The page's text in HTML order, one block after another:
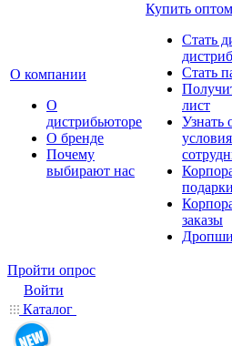
О компании
О
дистрибьюторе
О бренде
Почему
выбирают нас
Купить оптом
Стать
Стать
лист
Узнать
подарки
заказы
Пройти опрос
Войти
Каталог